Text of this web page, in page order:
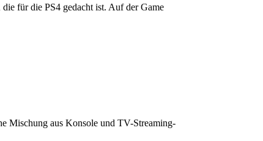
für die PS4 gedacht ist. Auf der Game
Mischung aus Konsole und TV-Streaming-